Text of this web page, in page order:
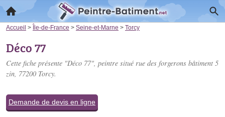
Accueil > Île-de-France > Seine-et-Marne > Torcy
Déco 77
Cette fiche présente "Déco 77", peintre situé rue des forgerons bâtiment 5
zin, 77200 Torcy.
Demande de devis en ligne